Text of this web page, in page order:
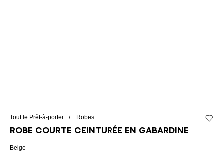
Tout le Prêt-à-porter Robes
Robe courte ceinturée en gabardine
Beige